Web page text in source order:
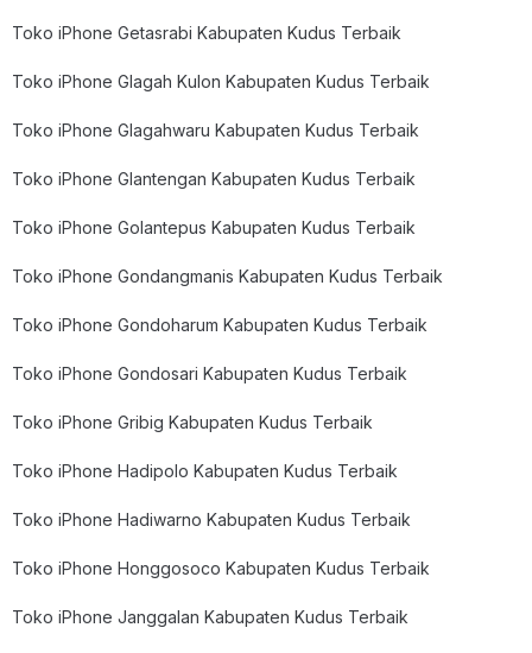
Toko iPhone Getasrabi Kabupaten Kudus Terbaik
Toko iPhone Glagah Kulon Kabupaten Kudus Terbaik
Toko iPhone Glagahwaru Kabupaten Kudus Terbaik
Toko iPhone Glantengan Kabupaten Kudus Terbaik
Toko iPhone Golantepus Kabupaten Kudus Terbaik
Toko iPhone Gondangmanis Kabupaten Kudus Terbaik
Toko iPhone Gondoharum Kabupaten Kudus Terbaik
Toko iPhone Gondosari Kabupaten Kudus Terbaik
Toko iPhone Gribig Kabupaten Kudus Terbaik
Toko iPhone Hadipolo Kabupaten Kudus Terbaik
Toko iPhone Hadiwarno Kabupaten Kudus Terbaik
Toko iPhone Honggosoco Kabupaten Kudus Terbaik
Toko iPhone Janggalan Kabupaten Kudus Terbaik